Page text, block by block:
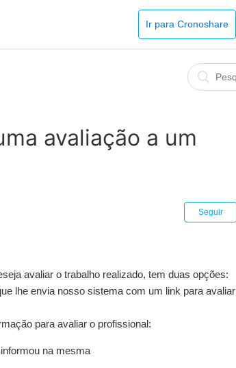
Ir para Cronoshare
avaliação a um
Seguir
avaliar o trabalho realizado, tem duas opções:
lhe envia nosso sistema com um link para avaliar
para avaliar o profissional:
na mesma